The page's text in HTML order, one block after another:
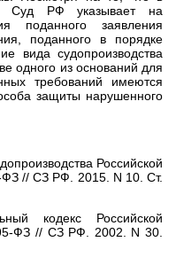
Суд РФ указывает на
поданного заявления
поданного в порядке
вида судопроизводства
одного из оснований для
требований имеются
защиты нарушенного
Российской
ФЗ // СЗ РФ. 2015. N 10. Ст.
кодекс Российской
ФЗ // СЗ РФ. 2002. N 30.